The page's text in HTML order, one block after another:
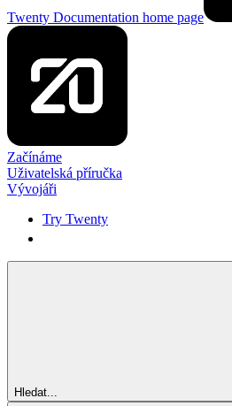
Twenty Documentation home page
Začínáme
Uživatelská příručka
Vývojáři
Try Twenty
Hledat...